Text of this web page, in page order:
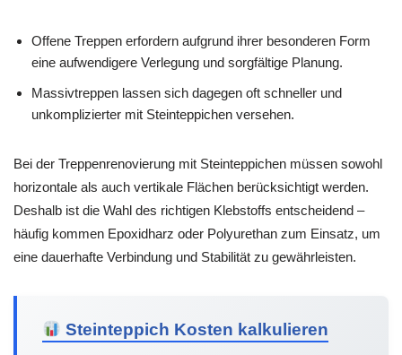
Offene Treppen erfordern aufgrund ihrer besonderen Form
eine aufwendigere Verlegung und sorgfältige Planung.
Massivtreppen lassen sich dagegen oft schneller und
unkomplizierter mit Steinteppichen versehen.
Bei der Treppenrenovierung mit Steinteppichen müssen sowohl
horizontale als auch vertikale Flächen berücksichtigt werden.
Deshalb ist die Wahl des richtigen Klebstoffs entscheidend –
häufig kommen Epoxidharz oder Polyurethan zum Einsatz, um
eine dauerhafte Verbindung und Stabilität zu gewährleisten.
Steinteppich Kosten kalkulieren